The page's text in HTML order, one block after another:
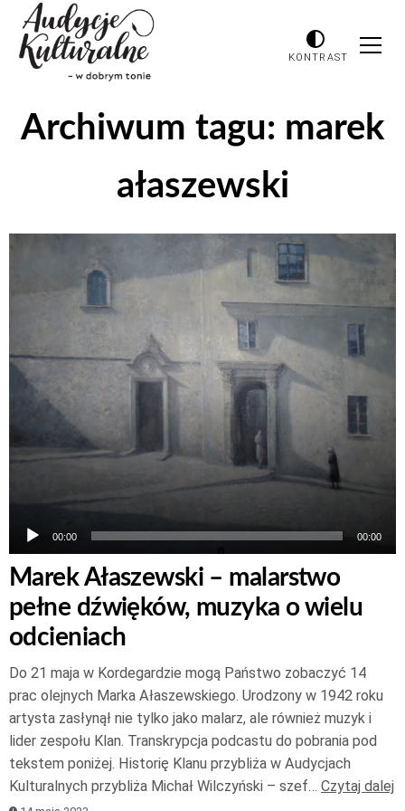
KONTRAST
Archiwum tagu: marek
ałaszewski
Odtwarzacz
dźwiękowych
00:00 00:00
Marek Ałaszewski – malarstwo
pełne dźwięków, muzyka o wielu
odcieniach
Do 21 maja w Kordegardzie mogą Państwo zobaczyć 14
prac olejnych Marka Ałaszewskiego. Urodzony w 1942 roku
artysta zasłynął nie tylko jako malarz, ale również muzyk i
lider zespołu Klan. Transkrypcja podcastu do pobrania pod
tekstem poniżej. Historię Klanu przybliża w Audycjach
Kulturalnych przybliża Michał Wilczyński – szef… Czytaj dalej